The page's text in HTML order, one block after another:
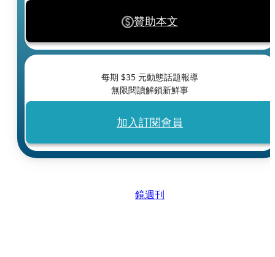
贊助本文
每期 $35 元動態話題報導
無限閱讀解鎖新鮮事
加入訂閱會員
鏡週刊